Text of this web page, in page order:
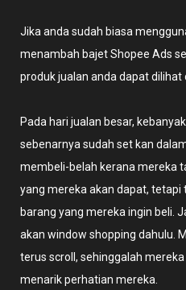
Jika anda sudah biasa
menambah bajet Shopee Ads
produk jualan anda dapat dilihat
Pada hari jualan besar,
sebenarnya sudah set kan
membeli-belah kerana mereka
yang mereka akan dapat,
barang yang mereka ingin beli.
akan window shopping dahulu.
terus scroll, sehinggalah
menarik perhatian mereka.